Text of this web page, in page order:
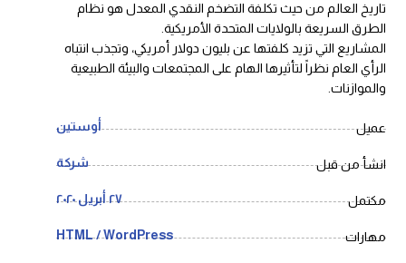
تاريخ العالم من حيث تكلفة التضخم النقدي المعدل هو نظام
الطرق السريعة بالولايات المتحدة الأمريكية.
المشاريع التي تزيد كلفتها عن بليون دولار أمريكي، وتجذب انتباه
الرأي العام نظراً لتأثيرها الهام على المجتمعات والبيئة الطبيعية
والموازنات.
عميل أوستين
انشأ من قبل شركة
مكتمل ٢٧ أبريل ٢٠٢٠
مهارات HTML / WordPress